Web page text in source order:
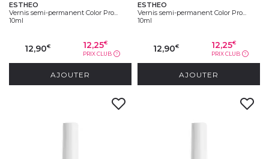
ESTHEO
Vernis semi-permanent Color Pro...
10ml
12,90€ 12,25€
PRIX CLUB ?
AJOUTER
ESTHEO
Vernis semi-permanent Color Pro...
10ml
12,90€ 12,25€
PRIX CLUB ?
AJOUTER